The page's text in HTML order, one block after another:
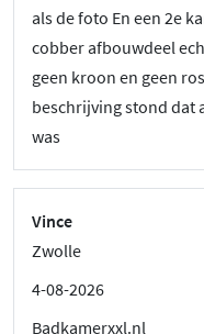
als de foto En een 2e
cobber afbouwdeel
geen kroon en geen
beschrijving stond dat
was
Vince
Zwolle
4-08-2026
Badkamerxxl.nl